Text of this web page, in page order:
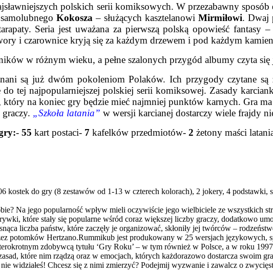
polskich serii komiksowych. W przezabawny
Kokosza – służących kasztelanowi Mirmiłowi. Dwaj
Seria jest uważana za pierwszą polską opowieść
i czarownice kryją się za każdym drzewem i pod każdym
w różnym wieku, a pełne szalonych przygód albumy czyta się
są już dwóm pokoleniom Polaków. Ich przygody czytane
do tej najpopularniejszej polskiej serii komiksowej. Zasady
na koniec gry będzie mieć najmniej punktów karnych. Gra
„Szkoła latania” w wersji karcianej dostarczy wiele frajdy
- 55 kart postaci- 7 kafelków przedmiotów- 2 żetony maści
kostek do gry (8 zestawów od 1-13 w czterech kolorach), 2 jokery, 4 podstawki,
Na jego popularność wpływ mieli oczywiście jego wielbiciele ze wszystkich
które stały się popularne wśród coraz większej liczby graczy, dodatkowo
liczba państw, które zaczęły je organizować, skłoniły jej twórców –
potomków Hertzano.Rummikub jest produkowany w 25 wersjach językowych,
zdobywcą tytułu ‘Gry Roku’ – w tym również w Polsce, a w roku
które nim rządzą oraz w emocjach, których każdorazowo dostarcza swoim
widziałeś! Chcesz się z nimi zmierzyć? Podejmij wyzwanie i zawalcz o